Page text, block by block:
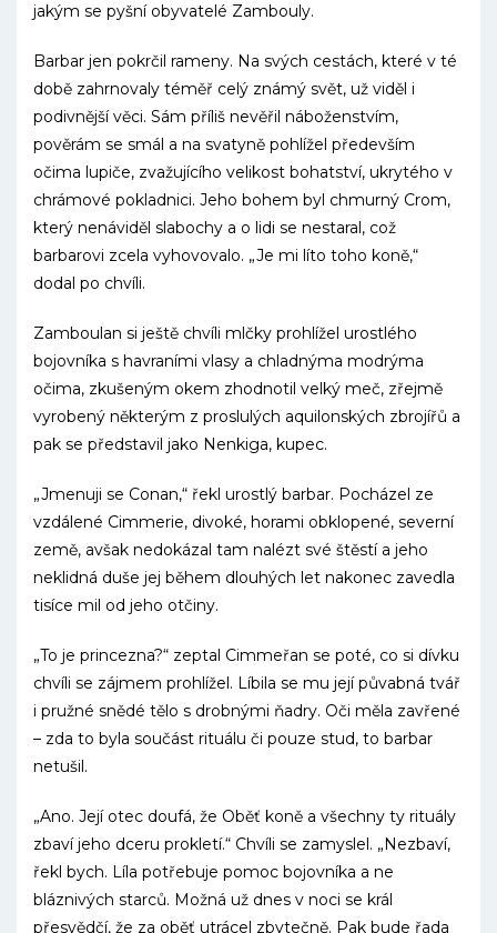
jakým se pyšní obyvatelé Zambouly.
Barbar jen pokrčil rameny. Na svých cestách, které v té
době zahrnovaly téměř celý známý svět, už viděl i
podivnější věci. Sám příliš nevěřil náboženstvím,
pověrám se smál a na svatyně pohlížel především
očima lupiče, zvažujícího velikost bohatství, ukrytého v
chrámové pokladnici. Jeho bohem byl chmurný Crom,
který nenáviděl slabochy a o lidi se nestaral, což
barbarovi zcela vyhovovalo. „Je mi líto toho koně,“
dodal po chvíli.
Zamboulan si ještě chvíli mlčky prohlížel urostlého
bojovníka s havraními vlasy a chladnýma modrýma
očima, zkušeným okem zhodnotil velký meč, zřejmě
vyrobený některým z proslulých aquilonských zbrojířů a
pak se představil jako Nenkiga, kupec.
„Jmenuji se Conan,“ řekl urostlý barbar. Pocházel ze
vzdálené Cimmerie, divoké, horami obklopené, severní
země, avšak nedokázal tam nalézt své štěstí a jeho
neklidná duše jej během dlouhých let nakonec zavedla
tisíce mil od jeho otčiny.
„To je princezna?“ zeptal Cimmeřan se poté, co si dívku
chvíli se zájmem prohlížel. Líbila se mu její půvabná tvář
i pružné snědé tělo s drobnými ňadry. Oči měla zavřené
– zda to byla součást rituálu či pouze stud, to barbar
netušil.
„Ano. Její otec doufá, že Oběť koně a všechny ty rituály
zbaví jeho dceru prokletí.“ Chvíli se zamyslel. „Nezbaví,
řekl bych. Líla potřebuje pomoc bojovníka a ne
bláznivých starců. Možná už dnes v noci se král
přesvědčí, že za oběť utrácel zbytečně. Pak bude řada